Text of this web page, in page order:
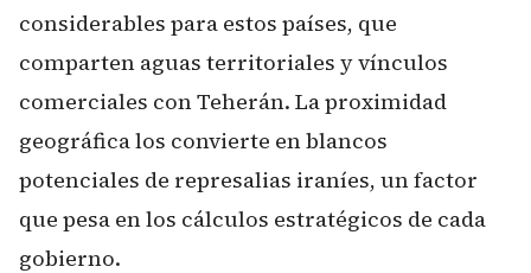
considerables para estos países, que
comparten aguas territoriales y vínculos
comerciales con Teherán. La proximidad
geográfica los convierte en blancos
potenciales de represalias iraníes, un factor
que pesa en los cálculos estratégicos de cada
gobierno.